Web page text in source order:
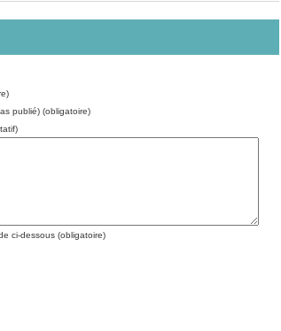
publié) (obligatoire)
ci-dessous (obligatoire)